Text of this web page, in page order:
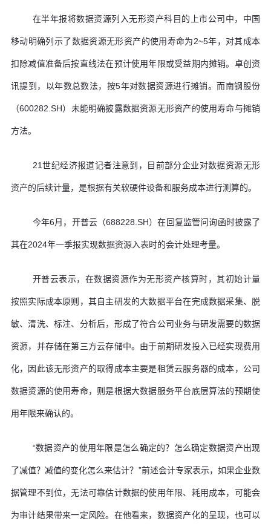
在半年报将数据资源列入无形资产科目的上市公司中，中国
移动明确列示了数据资源无形资产的使用寿命为2~5年，对其成本
扣除减值准备后按直线法在预计使用年限或受益期内摊销。卓创资
讯提到，以年数总数法，按5年对数据资源进行摊销。而南钢股份
（600282.SH）未能明确披露数据资源无形资产的使用寿命与摊销
方法。
21世纪经济报道记者注意到，目前部分企业对数据资源无形
资产的后续计量，是根据有关软硬件设备和服务成本进行测算的。
今年6月，开普云（688228.SH）在回复监管问询函时披露了
其在2024年一季报实现数据资源入表时的会计处理考量。
开普云表示，在数据资源作为无形资产核算时，其初始计量
按照实际成本原则，其自主研发的大数据平台在完成数据采集、脱
敏、清洗、标注、分析后，形成了符合公司业务与研发需要的数据
资源，并存储在第三方云存储中。由于前期研发投入已经实现费用
化，因此该无形资产的取得成本主要是租赁云服务器的成本，公司
数据资源的使用寿命，则是根据大数据服务平台底层算法的预期使
用年限来确认的。
“数据资产的使用年限是怎么确定的？怎么确定数据资产出现
了减值？减值的变化怎么来估计？”前述会计专家表示，如果企业数
据管理不到位，无法可靠估计数据的使用年限、耗用成本，可能会
为审计结果带来一定风险。在他看来，数据资产化的呈现，也可以